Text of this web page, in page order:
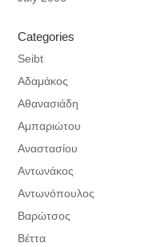
Categories
Seibt
Αδαμάκος
Αθανασιάδη
Αμπαριώτου
Αναστασίου
Αντωνάκος
Αντωνόπουλος
Βαρώτσος
Βέττα